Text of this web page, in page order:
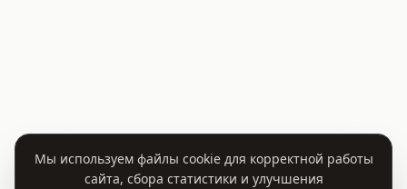
Мы используем файлы cookie для корректной работы
сайта, сбора статистики и улучшения